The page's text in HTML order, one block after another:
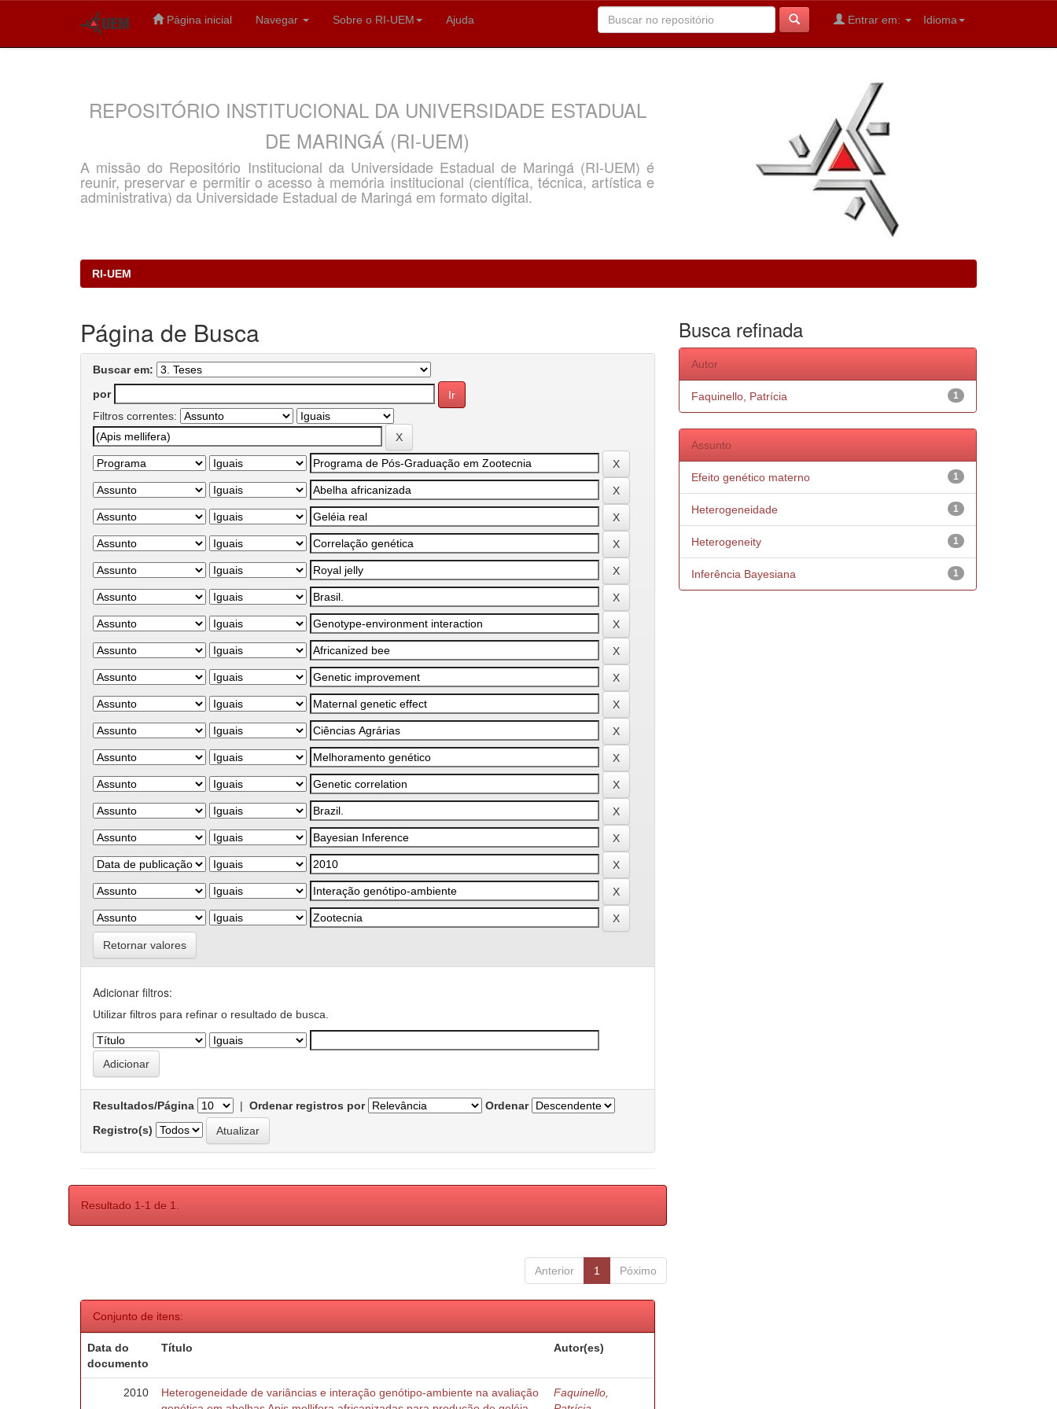
Página inicial Navegar Sobre o RI-UEM Ajuda Idioma
Entrar em:
REPOSITÓRIO INSTITUCIONAL DA UNIVERSIDADE ESTADUAL
DE MARINGÁ (RI-UEM)
A missão do Repositório Institucional da Universidade Estadual de Maringá (RI-UEM) é
reunir, preservar e permitir o acesso à memória institucional (científica, técnica, artística e
administrativa) da Universidade Estadual de Maringá em formato digital.
RI-UEM
Página de Busca
Buscar em:
por
Filtros correntes:
Retornar valores
Adicionar filtros:
Utilizar filtros para refinar o resultado de busca.
Resultados/Página | Ordenar registros por
Ordenar
Registro(s)
Resultado 1-1 de 1.
Anterior 1 Póximo
Conjunto de itens:
Data do
documento
Título Autor(es)
2010
Heterogeneidade de variâncias e interação genótipo-ambiente na avaliação
Faquinello,
Busca refinada
Autor
1
Faquinello, Patrícia
Assunto
1
Efeito genético materno
1
Heterogeneidade
1
Heterogeneity
1
Inferência Bayesiana